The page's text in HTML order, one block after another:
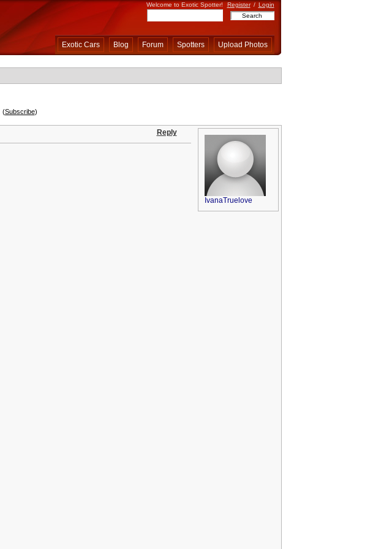
Welcome to Exotic Spotter! Register / Login
Exotic Cars Blog Forum Spotters Upload Photos
(Subscribe)
Reply
IvanaTruelove